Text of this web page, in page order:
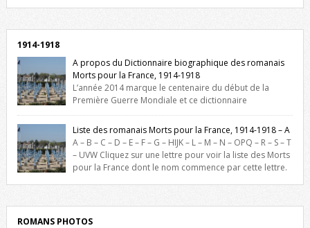
1914-1918
A propos du Dictionnaire biographique des romanais
Morts pour la France, 1914-1918
L’année 2014 marque le centenaire du début de la
Première Guerre Mondiale et ce dictionnaire
biographique veut rendre hommage aux romanais Morts pour la
France durant ce conflit. La base de cette recherche historique est
constituée des noms gravés sur les plaques commémoratives de
l’Hôtel de Ville, du lycée du Dauphiné et du lycée Triboulet, […]
Liste des romanais Morts pour la France, 1914-1918 – A
A – B – C – D – E – F – G – HIJK – L – M – N – OPQ – R – S – T
– UVW Cliquez sur une lettre pour voir la liste des Morts
pour la France dont le nom commence par cette lettre.
ROMANS PHOTOS